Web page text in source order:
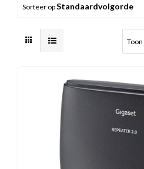
Sorteer opStandaardvolgorde
Toon